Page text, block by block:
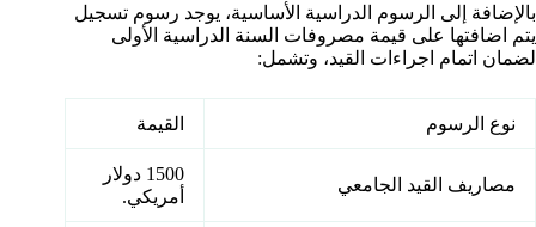
بالإضافة إلى الرسوم الدراسية الأساسية، يوجد رسوم تسجيل
يتم اضافتها على قيمة مصروفات السنة الدراسية الأولى
لضمان اتمام اجراءات القيد، وتشمل:
نوع الرسوم القيمة
مصاريف القيد الجامعي
1500 دولار
أمريكي.